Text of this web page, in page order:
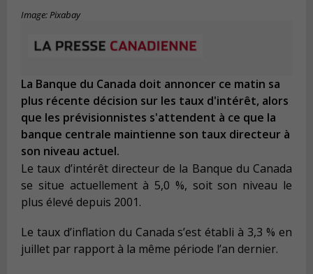
Image: Pixabay
La Banque du Canada doit annoncer ce matin sa
plus récente décision sur les taux d'intérêt, alors
que les prévisionnistes s'attendent à ce que la
banque centrale maintienne son taux directeur à
son niveau actuel.
Le taux d’intérêt directeur de la Banque du Canada
se situe actuellement à 5,0 %, soit son niveau le
plus élevé depuis 2001.
Le taux d’inflation du Canada s’est établi à 3,3 % en
juillet par rapport à la même période l’an dernier.